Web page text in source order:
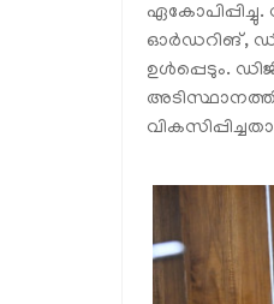
ഓർഡറിങ്,
ഉൾപ്പെടും.